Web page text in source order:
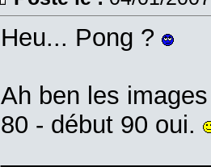
Heu... Pong ?
Ah ben les
80 - début 90 oui.